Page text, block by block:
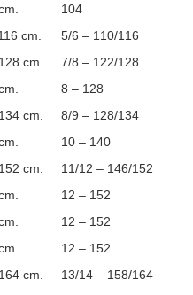
104
cm.
5/6 – 110/116
cm.
7/8 – 122/128
8 – 128
cm.
8/9 – 128/134
10 – 140
cm.
11/12 – 146/152
12 – 152
12 – 152
12 – 152
cm.
13/14 – 158/164